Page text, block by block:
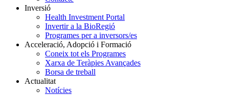
Inversió
Health Investment Portal
Invertir a la BioRegió
Programes per a inversors/es
Acceleració, Adopció i Formació
Coneix tot els Programes
Xarxa de Teràpies Avançades
Borsa de treball
Actualitat
Notícies